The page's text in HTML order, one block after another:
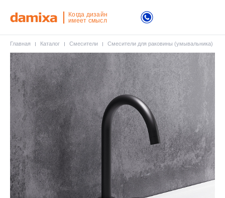
Когда дизайн
имеет смысл
Главная Каталог Смесители Смесители для раковины (умывальника)